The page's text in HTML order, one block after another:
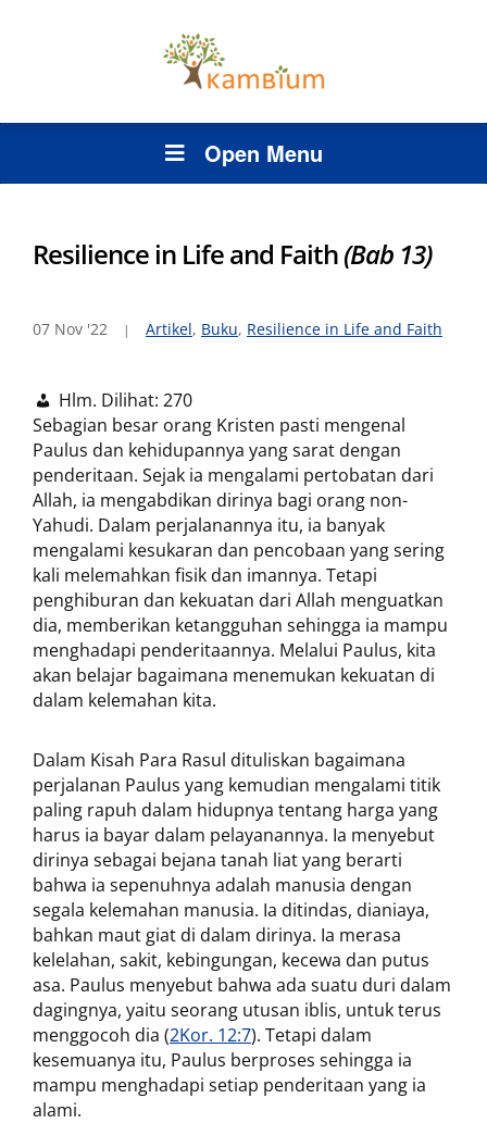
Open Menu
Resilience in Life and Faith(Bab 13)
07 Nov '22 Artikel, Buku, Resilience in Life and Faith
Hlm. Dilihat: 270
Sebagian besar orang Kristen pasti mengenal
Paulus dan kehidupannya yang sarat dengan
penderitaan. Sejak ia mengalami pertobatan dari
Allah, ia mengabdikan dirinya bagi orang non-
Yahudi. Dalam perjalanannya itu, ia banyak
mengalami kesukaran dan pencobaan yang sering
kali melemahkan fisik dan imannya. Tetapi
penghiburan dan kekuatan dari Allah menguatkan
dia, memberikan ketangguhan sehingga ia mampu
menghadapi penderitaannya. Melalui Paulus, kita
akan belajar bagaimana menemukan kekuatan di
dalam kelemahan kita.
Dalam Kisah Para Rasul dituliskan bagaimana
perjalanan Paulus yang kemudian mengalami titik
paling rapuh dalam hidupnya tentang harga yang
harus ia bayar dalam pelayanannya. Ia menyebut
dirinya sebagai bejana tanah liat yang berarti
bahwa ia sepenuhnya adalah manusia dengan
segala kelemahan manusia. Ia ditindas, dianiaya,
bahkan maut giat di dalam dirinya. Ia merasa
kelelahan, sakit, kebingungan, kecewa dan putus
asa. Paulus menyebut bahwa ada suatu duri dalam
dagingnya, yaitu seorang utusan iblis, untuk terus
menggocoh dia (2Kor. 12:7). Tetapi dalam
kesemuanya itu, Paulus berproses sehingga ia
mampu menghadapi setiap penderitaan yang ia
alami.